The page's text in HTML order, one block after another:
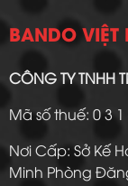
BANDO VIỆT
CÔNG TY TNHH
Mã số thuế: 0 3
Nơi Cấp: Sở Kế
Minh Phòng